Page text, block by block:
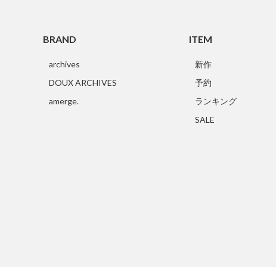
BRAND
archives
DOUX ARCHIVES
amerge.
ITEM
新作
予約
ランキング
SALE